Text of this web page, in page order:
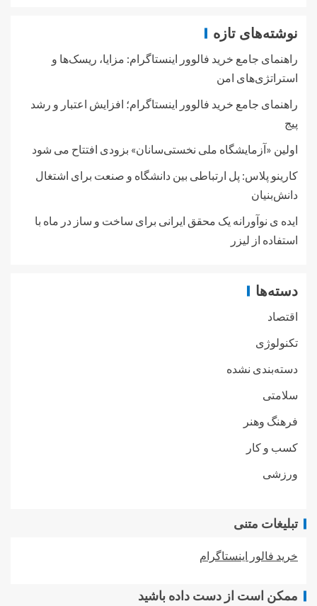
نوشته‌های تازه
راهنمای جامع خرید فالوور اینستاگرام: مزایا، ریسک‌ها و
استراتژی‌های امن
راهنمای جامع خرید فالوور اینستاگرام؛ افزایش اعتبار و رشد
پیج
اولین «آزمایشگاه ملی نخستی‌سانان» بزودی افتتاح می شود
کارینو پلاس: پل ارتباطی بین دانشگاه و صنعت برای اشتغال
دانش‌بنیان
ایده ی نوآورانه یک محقق ایرانی برای ساخت و ساز در ماه با
استفاده از لیزر
دسته‌ها
اقتصاد
تکنولوژی
دسته‌بندی نشده
سلامتی
فرهنگ وهنر
کسب و کار
ورزشی
تبلیغات متنی
خرید فالور اینستاگرام
ممکن است از دست داده باشید